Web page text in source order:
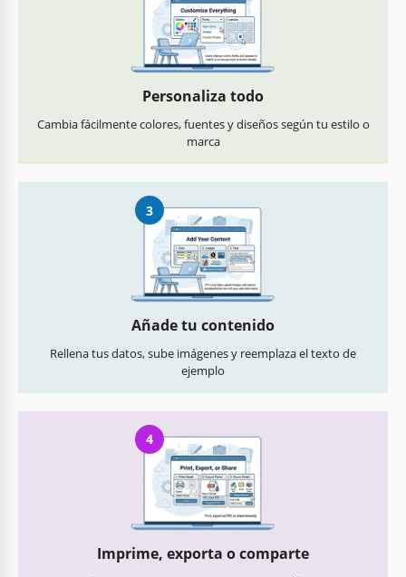
Personaliza todo
Cambia fácilmente colores, fuentes y diseños según tu estilo o
marca
3
Añade tu contenido
Rellena tus datos, sube imágenes y reemplaza el texto de
ejemplo
4
Imprime, exporta o comparte